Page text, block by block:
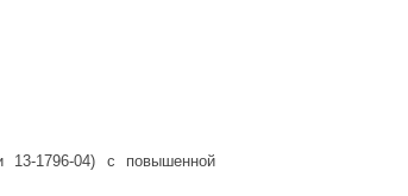
1796-04) с повышенной